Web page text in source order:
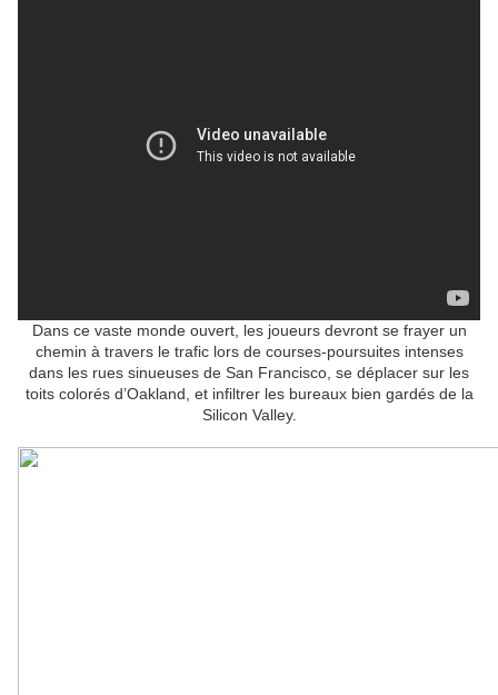
Dans ce vaste monde ouvert, les joueurs devront se frayer un
chemin à travers le trafic lors de courses-poursuites intenses
dans les rues sinueuses de San Francisco, se déplacer sur les
toits colorés d’Oakland, et infiltrer les bureaux bien gardés de la
Silicon Valley.